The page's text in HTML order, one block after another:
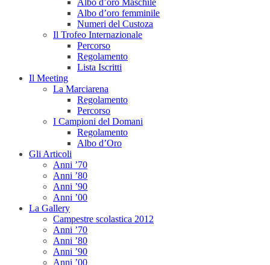
Albo d’oro Maschile
Albo d’oro femminile
Numeri del Custoza
Il Trofeo Internazionale
Percorso
Regolamento
Lista Iscritti
Il Meeting
La Marciarena
Regolamento
Percorso
I Campioni del Domani
Regolamento
Albo d’Oro
Gli Articoli
Anni ’70
Anni ’80
Anni ’90
Anni ’00
La Gallery
Campestre scolastica 2012
Anni ’70
Anni ’80
Anni ’90
Anni ’00